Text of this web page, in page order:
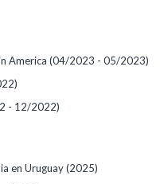
America (04/2023 - 05/2023)
- 12/2022)
en Uruguay(2025)